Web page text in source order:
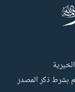
بشرط ذكر المصدر